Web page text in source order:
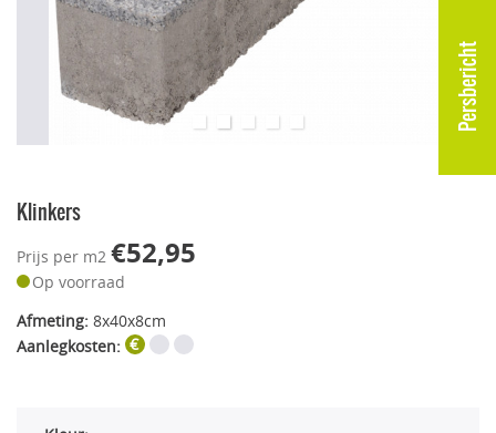
Persbericht
Klinkers
Prijs per m2 €52,95
Op voorraad
Afmeting: 8x40x8cm
Aanlegkosten: